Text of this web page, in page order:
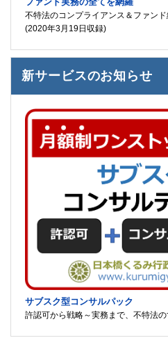
不特法のコンプライアンス＆ファン
(2020年3月19日収録)
新サービスのお知らせ
サブスク型コンサルパック
許認可から戦略～実務まで、不特法の